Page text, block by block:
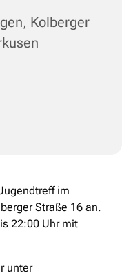
Kolberger
im
Straße 16 an.
22:00 Uhr mit
unter